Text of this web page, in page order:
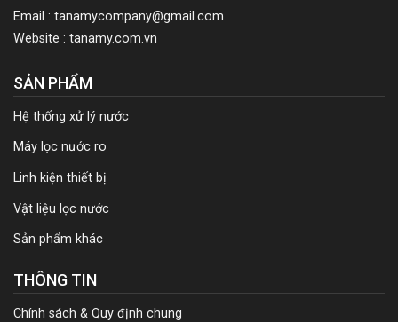
Email : tanamycompany@gmail.com
Website : tanamy.com.vn
SẢN PHẨM
Hệ thống xử lý nước
Máy lọc nước ro
Linh kiện thiết bị
Vật liệu lọc nước
Sản phẩm khác
THÔNG TIN
Chính sách & Quy định chung